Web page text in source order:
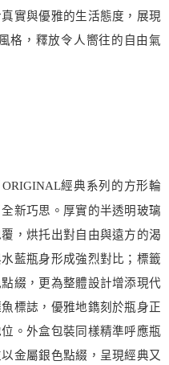
實與優雅的生活態度，展現
格，釋放令人嚮往的自由氣
ORIGINAL經典系列的方形輪
新巧思。厚實的半透明玻璃
，烘托出對自由與遠方的渴
藍瓶身形成強烈對比；標籤
綴，更為整體設計增添現代
標誌，優雅地鐫刻於瓶身正
。外盒包裝同樣精準呼應瓶
金屬銀色點綴，呈現經典又